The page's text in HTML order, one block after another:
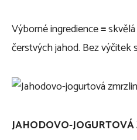
Výborné ingredience=
čerstvých jahod. Bez výčitek
JAHODOVO-